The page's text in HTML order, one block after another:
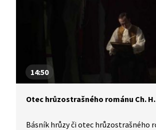
14:50
Otec hrůzostrašného románu Ch.
Básník hrůzy či otec hrůzostrašného